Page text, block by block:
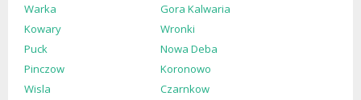
Warka
Gora Kalwaria
Kowary
Wronki
Puck
Nowa Deba
Pinczow
Koronowo
Wisla
Czarnkow